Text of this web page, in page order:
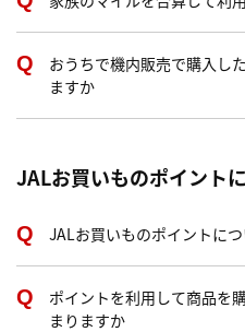
おうちで機内販売で購入し
ますか
JALお買いものポイント
JALお買いものポイントに
ポイントを利用して商品を
まりますか